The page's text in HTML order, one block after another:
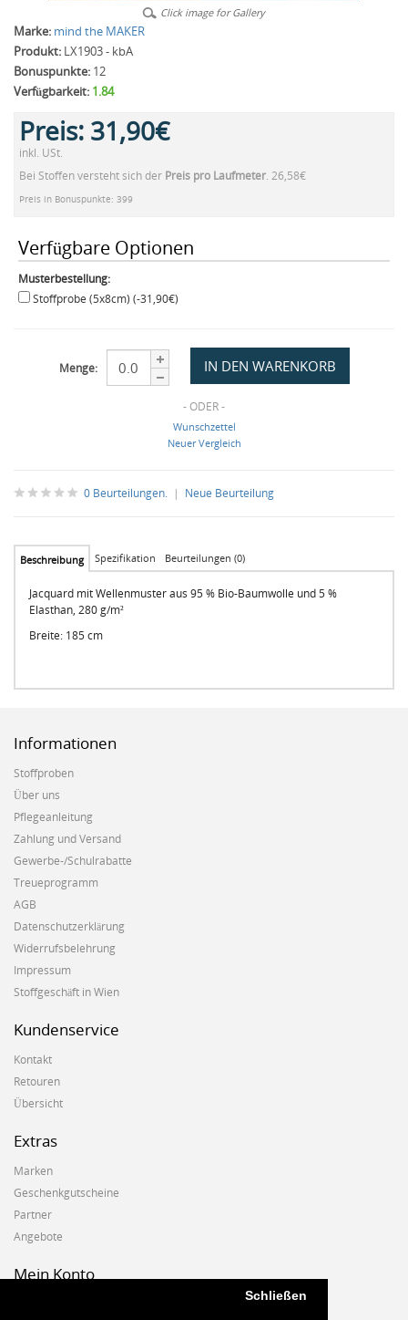
Schließen
Click image for Gallery
Marke: mind the MAKER
Produkt: LX1903 - kbA
Bonuspunkte: 12
Verfügbarkeit: 1.84
Preis: 31,90€
inkl. USt.
Bei Stoffen versteht sich der Preis pro Laufmeter. 26,58€
Preis in Bonuspunkte: 399
Verfügbare Optionen
Musterbestellung:
Stoffprobe (5x8cm) (-31,90€)
Menge:
- ODER -
Wunschzettel
Neuer Vergleich
0 Beurteilungen. | Neue Beurteilung
Beschreibung Spezifikation Beurteilungen (0)
Jacquard mit Wellenmuster aus 95 % Bio-Baumwolle und 5 %
Elasthan, 280 g/m²
Breite: 185 cm
Informationen
Stoffproben
Über uns
Pflegeanleitung
Zahlung und Versand
Gewerbe-/Schulrabatte
Treueprogramm
AGB
Datenschutzerklärung
Widerrufsbelehrung
Impressum
Stoffgeschäft in Wien
Kundenservice
Kontakt
Retouren
Übersicht
Extras
Marken
Geschenkgutscheine
Partner
Angebote
Mein Konto